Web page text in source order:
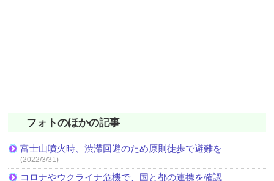
フォトのほかの記事
富士山噴火時、渋滞回避のため原則徒歩で避難を
(2022/3/31)
コロナやウクライナ危機で、国と都の連携を確認